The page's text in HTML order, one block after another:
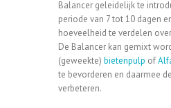
Balancer geleidelijk te
periode van 7 tot 10 dagen
hoeveelheid te verdelen
De Balancer kan gemixt
(geweekte) bietenpulp of
te bevorderen en daarmee
verbeteren.